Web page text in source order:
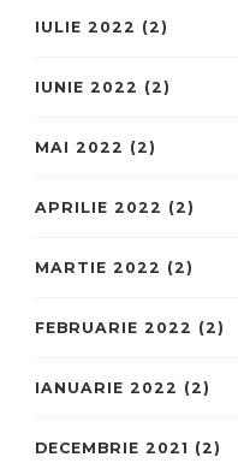
IULIE 2022 (2)
IUNIE 2022 (2)
MAI 2022 (2)
APRILIE 2022 (2)
MARTIE 2022 (2)
FEBRUARIE 2022 (2)
IANUARIE 2022 (2)
DECEMBRIE 2021 (2)